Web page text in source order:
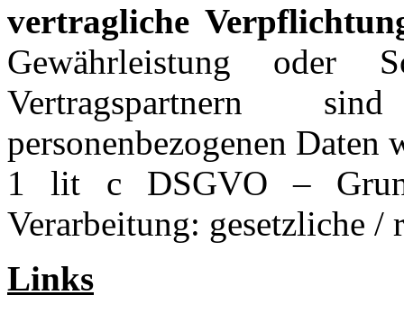
vertragliche
Gewährleistung oder
Vertragspartnern
personenbezogenen
1 lit c DSGVO –
Verarbeitung: gesetzliche
Links